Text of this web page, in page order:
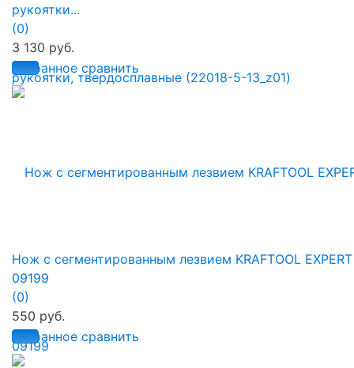
избранное сравнить
рукоятки...
(0)
3 130 руб.
избранное сравнить
Нож с сегментированным лезвием KRAFTOOL EXPERT
09199
(0)
550 руб.